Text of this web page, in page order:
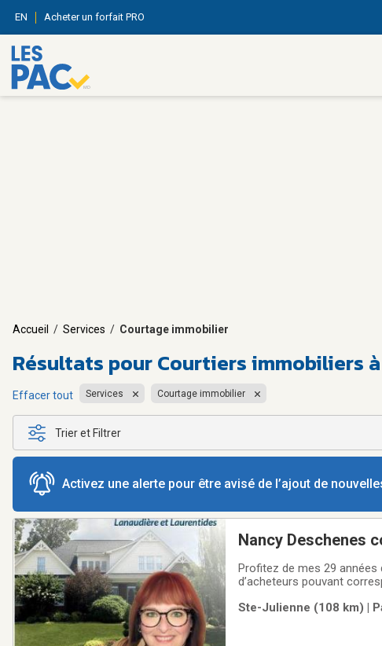
EN Acheter un forfait PRO
Accueil / Services / Courtage immobilier
Résultats pourCourtiers immobiliers
Effacer tout Services Courtage immobilier
Trier et Filtrer
Activez une alerte pour être avisé de l’ajout de
Nancy Deschenes
Profitez de mes 29 années
d’acheteurs pouvant
dossier- Publicité dans les
Ste-Julienne (108 km) |